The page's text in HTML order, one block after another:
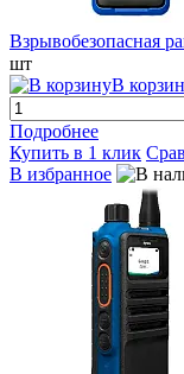
Взрывобезопасная
шт
В
Подробнее
Купить в 1 клик
В избранное